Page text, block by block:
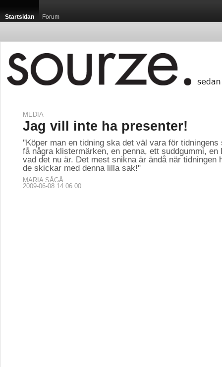
Startsidan Forum
MEDIA
Jag vill inte ha presenter!
"Köper man en tidning ska det väl vara för
få några klistermärken, en penna, ett suddgummi, en
vad det nu är. Det mest snikna är ändå när tidningen
de skickar med denna lilla sak!"
MARIA SÅGÅ
2009-06-08 14:06:00